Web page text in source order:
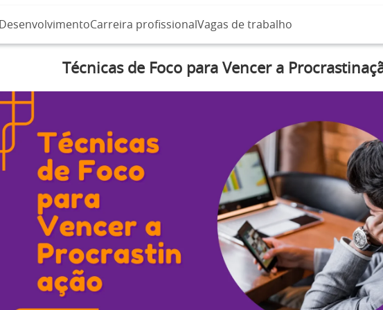
DesenvolvimentoCarreira profissionalVagas de trabalho
Técnicas de Foco para Vencer a